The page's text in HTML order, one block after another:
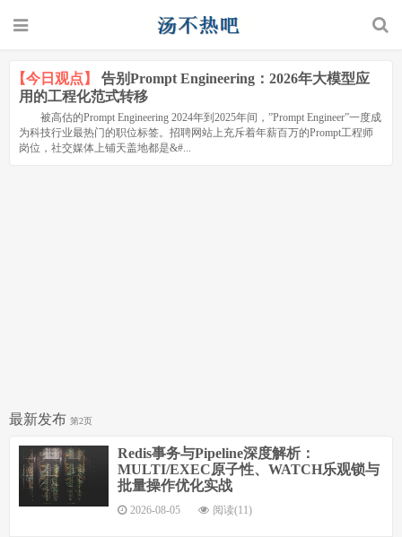
【今日观点】
告别Prompt Engineering：2026年大模型应
用的工程化范式转移
被高估的Prompt Engineering 2024年到2025年间，”Prompt Engineer”一度成
为科技行业最热门的职位标签。招聘网站上充斥着年薪百万的Prompt工程师
岗位，社交媒体上铺天盖地都是&#...
最新发布 第2页
Redis事务与Pipeline深度解析：
MULTI/EXEC原子性、WATCH乐观锁与
批量操作优化实战
2026-08-05 阅读(11)